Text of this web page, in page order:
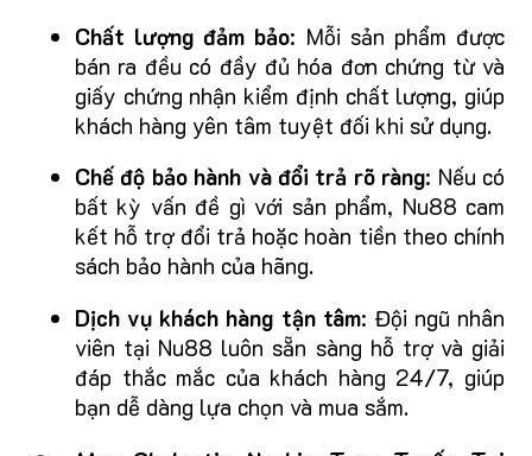
Chất lượng đảm bảo: Mỗi sản phẩm được
bán ra đều có đầy đủ hóa đơn chứng từ và
giấy chứng nhận kiểm định chất lượng, giúp
khách hàng yên tâm tuyệt đối khi sử dụng.
Chế độ bảo hành và đổi trả rõ ràng: Nếu có
bất kỳ vấn đề gì với sản phẩm, Nu88 cam
kết hỗ trợ đổi trả hoặc hoàn tiền theo chính
sách bảo hành của hãng.
Dịch vụ khách hàng tận tâm: Đội ngũ nhân
viên tại Nu88 luôn sẵn sàng hỗ trợ và giải
đáp thắc mắc của khách hàng 24/7, giúp
bạn dễ dàng lựa chọn và mua sắm.